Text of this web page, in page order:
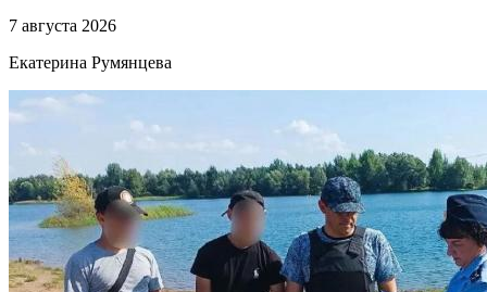
7 августа 2026
Екатерина Румянцева